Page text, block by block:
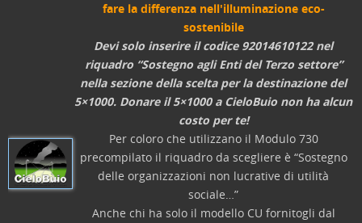
fare la differenza nell'illuminazione eco-
sostenibile
Devi solo inserire il codice 92014610122 nel
riquadro “Sostegno agli Enti del Terzo settore”
nella sezione della scelta per la destinazione del
5×1000. Donare il 5×1000 a CieloBuio non ha alcun
costo per te!
Per coloro che utilizzano il Modulo 730
precompilato il riquadro da scegliere è “Sostegno
delle organizzazioni non lucrative di utilità
sociale…”
Anche chi ha solo il modello CU fornitogli dal